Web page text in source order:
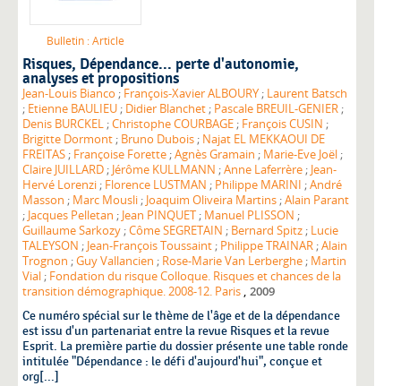
Bulletin : Article
Risques, Dépendance... perte d'autonomie,
analyses et propositions
Jean-Louis Bianco ; François-Xavier ALBOURY ; Laurent Batsch
; Etienne BAULIEU ; Didier Blanchet ; Pascale BREUIL-GENIER ;
Denis BURCKEL ;Christophe COURBAGE ; François CUSIN ;
Brigitte Dormont ; Bruno Dubois ; Najat EL MEKKAOUI DE
FREITAS ; Françoise Forette ;Agnès Gramain ; Marie-Eve Joël ;
Claire JUILLARD ; Jérôme KULLMANN ;Anne Laferrère ; Jean-
Hervé Lorenzi ; Florence LUSTMAN ; Philippe MARINI ;André
Masson ; Marc Mousli ; Joaquim Oliveira Martins ;Alain Parant
; Jacques Pelletan ; Jean PINQUET ; Manuel PLISSON ;
Guillaume Sarkozy ;Côme SEGRETAIN ; Bernard Spitz ; Lucie
TALEYSON ; Jean-François Toussaint ; Philippe TRAINAR ;Alain
Trognon ;Guy Vallancien ; Rose-Marie Van Lerberghe ; Martin
Vial ; Fondation du risque Colloque. Risques et chances de la
transition démographique. 2008-12. Paris , 2009
Ce numéro spécial sur le thème de l'âge et de la dépendance
est issu d'un partenariat entre la revue Risques et la revue
Esprit. La première partie du dossier présente une table ronde
intitulée "Dépendance : le défi d'aujourd'hui", conçue et
org[...]